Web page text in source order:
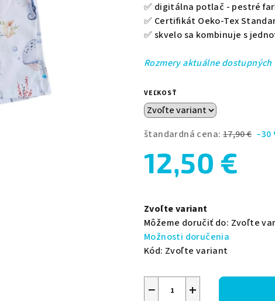
hviezdičiek.
✅ digitálna potlač - pestré
✅ Certifikát Oeko-Tex
✅ skvelo sa kombinuje s
Rozmery aktuálne
VEĽKOSŤ
štandardná cena: 17,90 € –30
12,50 €
cena:
Zvoľte variant
Môžeme doručiť do: Zvoľte
Možnosti doručenia
Kód: Zvoľte variant
+
−